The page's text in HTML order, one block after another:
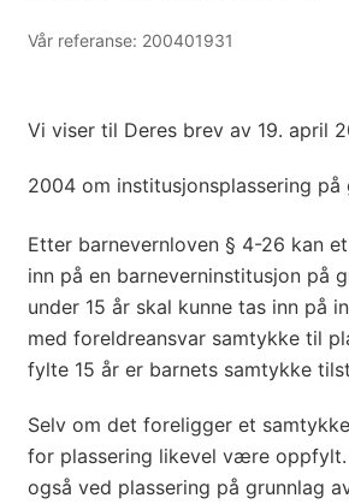
Vår referanse: 200401931
Vi viser til Deres brev av 19. april
2004 om institusjonsplassering
Etter barnevernloven § 4-26 kan
inn på en barneverninstitusjon på
under 15 år skal kunne tas inn på
med foreldreansvar samtykke til
fylte 15 år er barnets samtykke
Selv om det foreligger et
for plassering likevel være
også ved plassering på grunnlag